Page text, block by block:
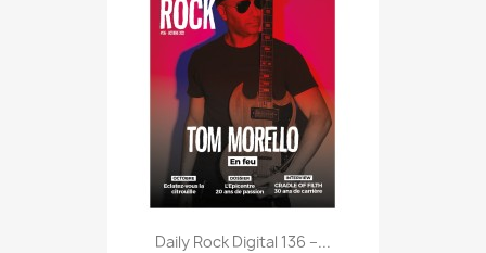
Daily Rock Digital 136 –...